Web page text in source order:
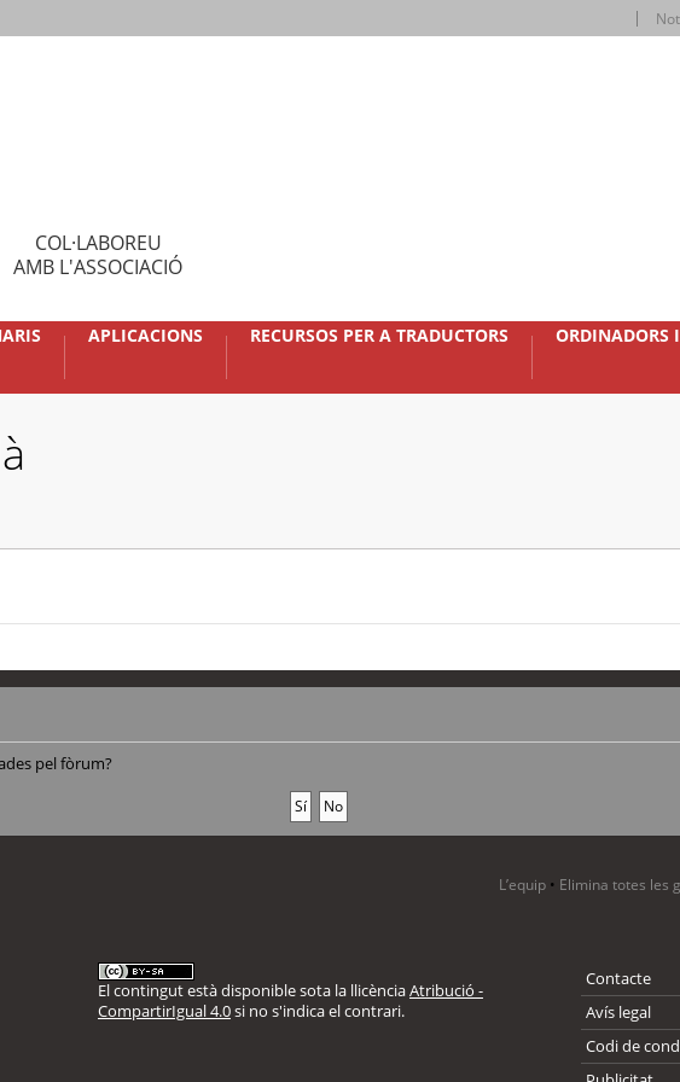
COL·LABOREU
AMB L'ASSOCIACIÓ
APLICACIONS RECURSOS PER A TRADUCTORS ORDINADORS
pel fòrum?
L’equip • Elimina totes les
El contingut està disponible sota la llicènciaAtribució -
CompartirIgual 4.0si no s'indica el contrari.
Contacte
Avís legal
Codi de